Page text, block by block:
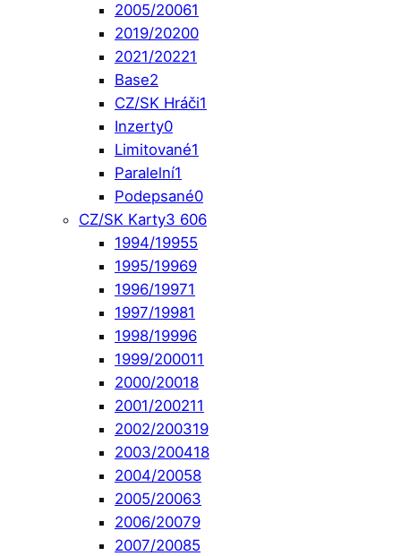
2005/20061
2019/20200
2021/20221
Base2
CZ/SK Hráči1
Inzerty0
Limitované1
Paralelní1
Podepsané0
CZ/SK Karty3 606
1994/19955
1995/19969
1996/19971
1997/19981
1998/19996
1999/200011
2000/20018
2001/200211
2002/200319
2003/200418
2004/20058
2005/20063
2006/20079
2007/20085